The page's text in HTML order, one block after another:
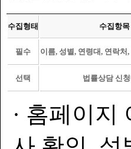
수집형태 수집항목
필수 이름, 성별, 연령대, 연락처
선택 법률상담 신
· 홈페이지